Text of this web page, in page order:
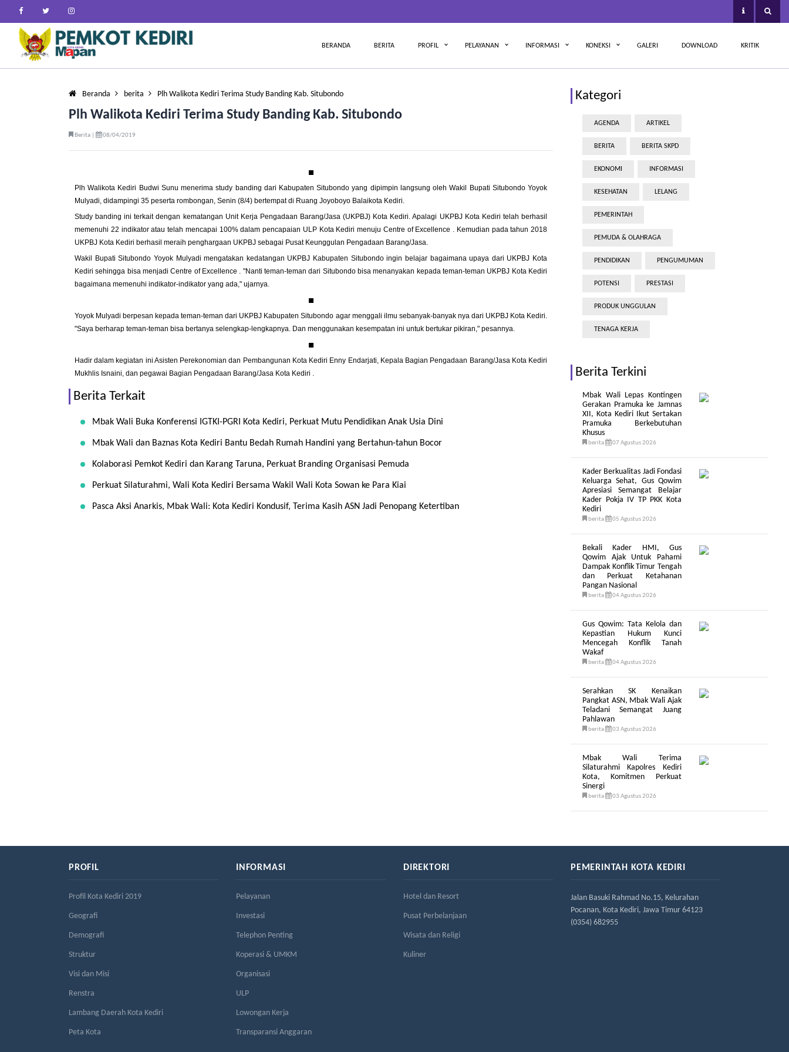
BERANDA BERITA PROFIL PELAYANAN INFORMASI KONEKSI GALERI DOWNLOAD KRITIK
Beranda berita Plh Walikota Kediri Terima Study Banding Kab. Situbondo
Plh Walikota Kediri Terima Study Banding Kab. Situbondo
Berita | 08/04/2019
Plh Walikota Kediri Budwi Sunu menerima study banding dari Kabupaten Situbondo yang dipimpin langsung oleh Wakil Bupati Situbondo Yoyok
Mulyadi, didampingi 35 peserta rombongan, Senin (8/4) bertempat di Ruang Joyoboyo Balaikota Kediri.
Study banding ini terkait dengan kematangan Unit Kerja Pengadaan Barang/Jasa (UKPBJ) Kota Kediri. Apalagi UKPBJ Kota Kediri telah berhasil
memenuhi 22 indikator atau telah mencapai 100% dalam pencapaian ULP Kota Kediri menuju Centre of Excellence . Kemudian pada tahun 2018
UKPBJ Kota Kediri berhasil meraih penghargaan UKPBJ sebagai Pusat Keunggulan Pengadaan Barang/Jasa.
Wakil Bupati Situbondo Yoyok Mulyadi mengatakan kedatangan UKPBJ Kabupaten Situbondo ingin belajar bagaimana upaya dari UKPBJ Kota
Kediri sehingga bisa menjadi Centre of Excellence . "Nanti teman-teman dari Situbondo bisa menanyakan kepada teman-teman UKPBJ Kota Kediri
bagaimana memenuhi indikator-indikator yang ada," ujarnya.
Yoyok Mulyadi berpesan kepada teman-teman dari UKPBJ Kabupaten Situbondo agar menggali ilmu sebanyak-banyak nya dari UKPBJ Kota Kediri.
"Saya berharap teman-teman bisa bertanya selengkap-lengkapnya. Dan menggunakan kesempatan ini untuk bertukar pikiran," pesannya.
Hadir dalam kegiatan ini Asisten Perekonomian dan Pembangunan Kota Kediri Enny Endarjati, Kepala Bagian Pengadaan Barang/Jasa Kota Kediri
Mukhlis Isnaini, dan pegawai Bagian Pengadaan Barang/Jasa Kota Kediri .
Berita Terkait
Mbak Wali Buka Konferensi IGTKI-PGRI Kota Kediri, Perkuat Mutu Pendidikan Anak Usia Dini
Mbak Wali dan Baznas Kota Kediri Bantu Bedah Rumah Handini yang Bertahun-tahun Bocor
Kolaborasi Pemkot Kediri dan Karang Taruna, Perkuat Branding Organisasi Pemuda
Perkuat Silaturahmi, Wali Kota Kediri Bersama Wakil Wali Kota Sowan ke Para Kiai
Pasca Aksi Anarkis, Mbak Wali: Kota Kediri Kondusif, Terima Kasih ASN Jadi Penopang Ketertiban
Kategori
AGENDA ARTIKEL
BERITA BERITA SKPD
EKONOMI INFORMASI
KESEHATAN LELANG
PEMERINTAH
PEMUDA & OLAHRAGA
PENDIDIKAN PENGUMUMAN
POTENSI PRESTASI
PRODUK UNGGULAN
TENAGA KERJA
Berita Terkini
Mbak Wali Lepas Kontingen
Gerakan Pramuka ke Jamnas
XII, Kota Kediri Ikut Sertakan
Pramuka Berkebutuhan
Khusus
berita 07 Agustus 2026
Kader Berkualitas Jadi Fondasi
Keluarga Sehat, Gus Qowim
Apresiasi Semangat Belajar
Kader Pokja IV TP PKK Kota
Kediri
berita 05 Agustus 2026
Bekali Kader HMI, Gus
Qowim Ajak Untuk Pahami
Dampak Konflik Timur Tengah
dan Perkuat Ketahanan
Pangan Nasional
berita 04 Agustus 2026
Gus Qowim: Tata Kelola dan
Kepastian Hukum Kunci
Mencegah Konflik Tanah
Wakaf
berita 04 Agustus 2026
Serahkan SK Kenaikan
Pangkat ASN, Mbak Wali Ajak
Teladani Semangat Juang
Pahlawan
berita 03 Agustus 2026
Mbak Wali Terima
Silaturahmi Kapolres Kediri
Kota, Komitmen Perkuat
Sinergi
berita 03 Agustus 2026
PROFIL
Profil Kota Kediri 2019
Geografi
Demografi
Struktur
Visi dan Misi
Renstra
Lambang Daerah Kota Kediri
Peta Kota
INFORMASI
Pelayanan
Investasi
Telephon Penting
Koperasi & UMKM
Organisasi
ULP
Lowongan Kerja
Transparansi Anggaran
DIREKTORI
Hotel dan Resort
Pusat Perbelanjaan
Wisata dan Religi
Kuliner
PEMERINTAH KOTA KEDIRI
Jalan Basuki Rahmad No.15, Kelurahan
Pocanan, Kota Kediri, Jawa Timur 64123
(0354) 682955